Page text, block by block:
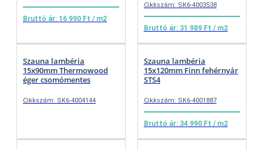
Bruttó ár: 16 990 Ft / m2
Cikkszám: SK6-4003538
Bruttó ár: 31 989 Ft / m2
Szauna lambéria
15x90mm Thermowood
éger csomómentes
Cikkszám: SK6-4004144
Szauna lambéria
15x120mm Finn fehérnyár
STS4
Cikkszám: SK6-4001887
Bruttó ár: 34 990 Ft / m2